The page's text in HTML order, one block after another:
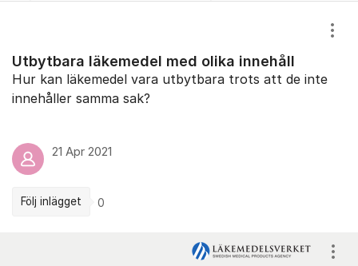
Utbytbara läkemedel med olika innehåll
Hur kan läkemedel vara utbytbara trots att de inte
innehåller samma sak?
21 Apr 2021
Följ inlägget 0